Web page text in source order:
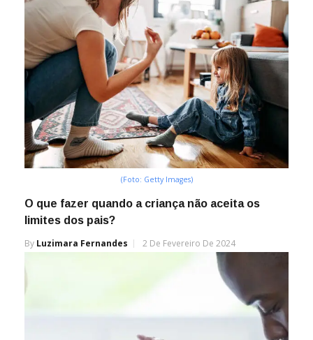
(Foto: Getty Images)
O que fazer quando a criança não aceita os
limites dos pais?
By Luzimara Fernandes 2 De Fevereiro De 2024